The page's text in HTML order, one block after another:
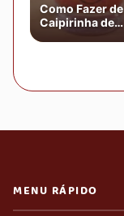
Como Fazer de
Caipirinha de
MENU RÁPIDO